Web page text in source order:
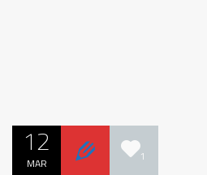
12
MAR 1